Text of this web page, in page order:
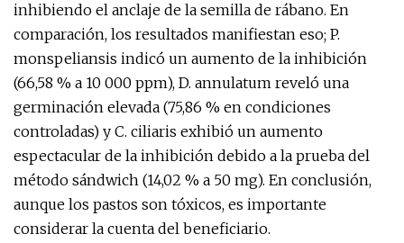
inhibiendo el anclaje de la semilla de rábano. En
comparación, los resultados manifiestan eso; P.
monspeliansis indicó un aumento de la inhibición
(66,58 % a 10 000 ppm), D. annulatum reveló una
germinación elevada (75,86 % en condiciones
controladas) y C. ciliaris exhibió un aumento
espectacular de la inhibición debido a la prueba del
método sándwich (14,02 % a 50 mg). En conclusión,
aunque los pastos son tóxicos, es importante
considerar la cuenta del beneficiario.